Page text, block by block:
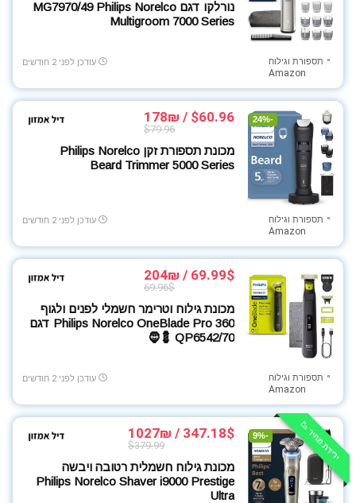
נורלקו דגם MG7970/49 Philips Norelco
Multigroom 7000 Series
תספורת וגילוח
Amazon
עודכן לפני 2 חודשים
-24%
$60.96 / 178₪
$79.96
מכונת תספורת זקן Philips Norelco
Beard Trimmer 5000 Series
תספורת וגילוח
Amazon
עודכן לפני 2 חודשים
69.99$ / 204₪
69.96$
מכונת גילוח וטרימר חשמלי לפנים ולגוף
Philips Norelco OneBlade Pro 360 דגם
QP6542/70 💈🧔
תספורת וגילוח
Amazon
עודכן לפני 2 חודשים
ירידת מחיר 📉 -9%
347.18$ / 1027₪
$379.99
מכונת גילוח חשמלית רטובה ויבשה
Philips Norelco Shaver i9000 Prestige
Ultra